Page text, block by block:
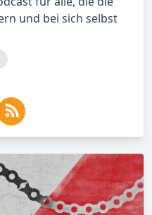
und bei sich selbst